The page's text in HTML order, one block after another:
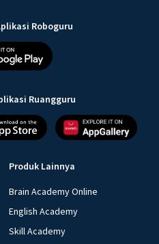
Roboguru
Ruangguru
Produk Lainnya
Brain Academy Online
English Academy
Skill Academy